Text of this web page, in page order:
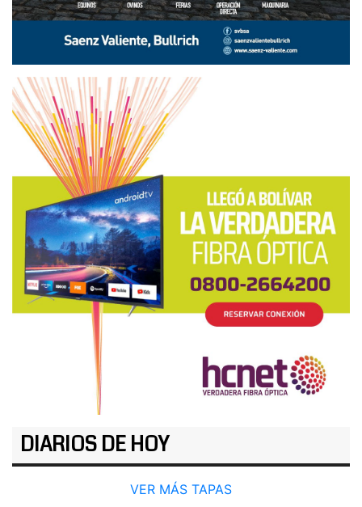
DIARIOS DE HOY
VER MÁS TAPAS